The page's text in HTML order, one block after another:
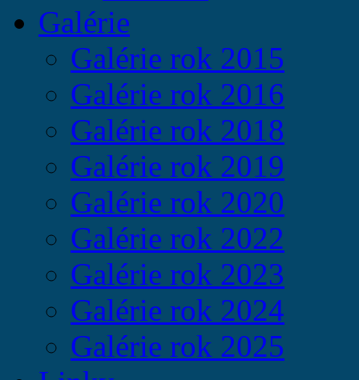
Galérie
Galérie rok 2015
Galérie rok 2016
Galérie rok 2018
Galérie rok 2019
Galérie rok 2020
Galérie rok 2022
Galérie rok 2023
Galérie rok 2024
Galérie rok 2025